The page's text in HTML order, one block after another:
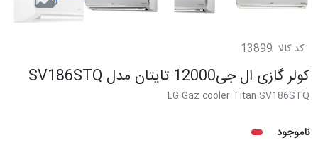
کد کالا 13899
کولر گازی ال جی12000 تایتان مدل SV186STQ
LG Gaz cooler Titan SV186STQ
ناموجود